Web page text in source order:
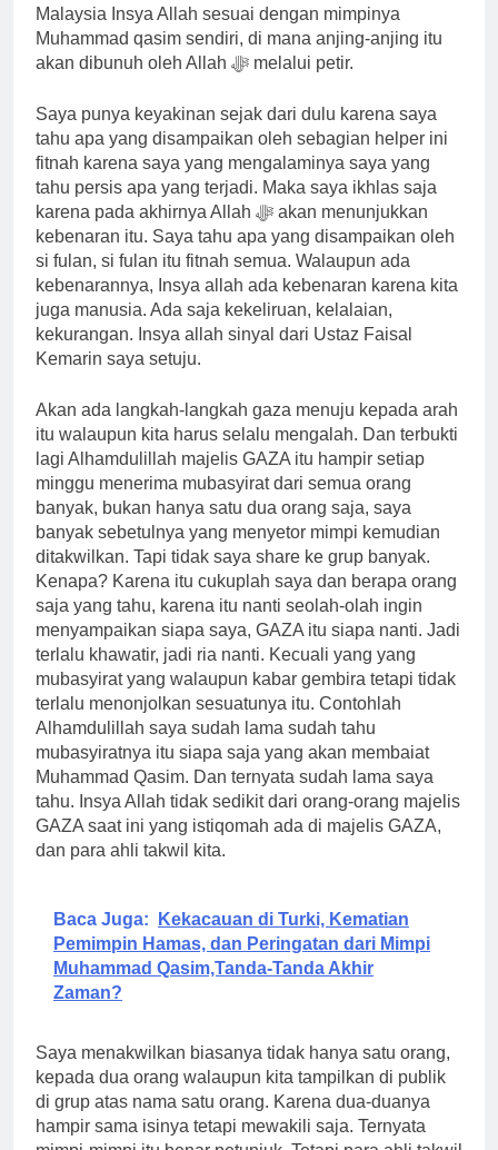
Malaysia Insya Allah sesuai dengan mimpinya
Muhammad qasim sendiri, di mana anjing-anjing itu
akan dibunuh oleh Allah ﷻ melalui petir.
Saya punya keyakinan sejak dari dulu karena saya
tahu apa yang disampaikan oleh sebagian helper ini
fitnah karena saya yang mengalaminya saya yang
tahu persis apa yang terjadi. Maka saya ikhlas saja
karena pada akhirnya Allah ﷻ akan menunjukkan
kebenaran itu. Saya tahu apa yang disampaikan oleh
si fulan, si fulan itu fitnah semua. Walaupun ada
kebenarannya, Insya allah ada kebenaran karena kita
juga manusia. Ada saja kekeliruan, kelalaian,
kekurangan. Insya allah sinyal dari Ustaz Faisal
Kemarin saya setuju.
Akan ada langkah-langkah gaza menuju kepada arah
itu walaupun kita harus selalu mengalah. Dan terbukti
lagi Alhamdulillah majelis GAZA itu hampir setiap
minggu menerima mubasyirat dari semua orang
banyak, bukan hanya satu dua orang saja, saya
banyak sebetulnya yang menyetor mimpi kemudian
ditakwilkan. Tapi tidak saya share ke grup banyak.
Kenapa? Karena itu cukuplah saya dan berapa orang
saja yang tahu, karena itu nanti seolah-olah ingin
menyampaikan siapa saya, GAZA itu siapa nanti. Jadi
terlalu khawatir, jadi ria nanti. Kecuali yang yang
mubasyirat yang walaupun kabar gembira tetapi tidak
terlalu menonjolkan sesuatunya itu. Contohlah
Alhamdulillah saya sudah lama sudah tahu
mubasyiratnya itu siapa saja yang akan membaiat
Muhammad Qasim. Dan ternyata sudah lama saya
tahu. Insya Allah tidak sedikit dari orang-orang majelis
GAZA saat ini yang istiqomah ada di majelis GAZA,
dan para ahli takwil kita.
Baca Juga:
Kekacauan di Turki, Kematian
Pemimpin Hamas, dan Peringatan dari Mimpi
Muhammad Qasim,Tanda-Tanda Akhir
Zaman?
Saya menakwilkan biasanya tidak hanya satu orang,
kepada dua orang walaupun kita tampilkan di publik
di grup atas nama satu orang. Karena dua-duanya
hampir sama isinya tetapi mewakili saja. Ternyata